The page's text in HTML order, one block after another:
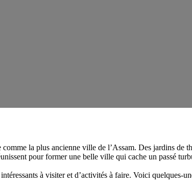
la plus ancienne ville de l’Assam. Des jardins de
pour former une belle ville qui cache un passé
à visiter et d’activités à faire. Voici quelques-